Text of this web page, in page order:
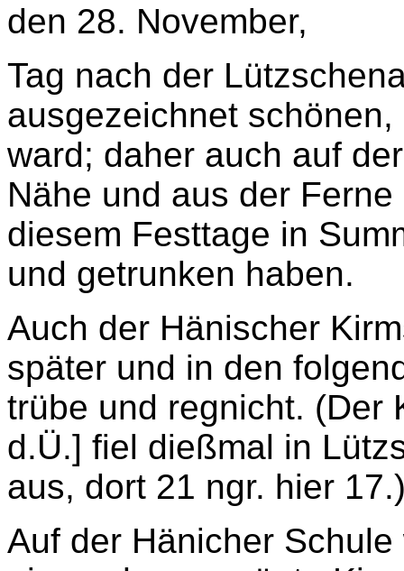
den 28. November,
Tag nach der
ausgezeichnet
ward; daher auch auf
Nähe und aus der
diesem Festtage in
und getrunken haben.
Auch der Hänischer
später und in den
trübe und regnicht. (Der
d.Ü.] fiel dießmal in
aus, dort 21 ngr. hier
Auf der Hänicher